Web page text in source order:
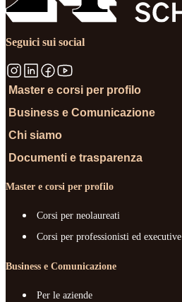
Seguici sui social
Master e corsi per profilo
Business e Comunicazione
Chi siamo
Documenti e trasparenza
Master e corsi per profilo
Corsi per neolaureati
Corsi per professionisti ed executive
Business e Comunicazione
Per le aziende